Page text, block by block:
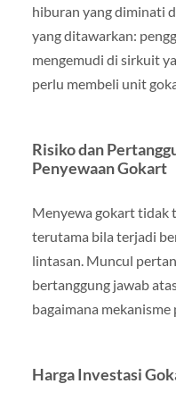
hiburan yang diminati
yang ditawarkan:
mengemudi di sirkuit
perlu membeli unit
Risiko dan
Penyewaan Gokart
Menyewa gokart tidak
terutama bila terjadi
lintasan. Muncul
bertanggung jawab
bagaimana
Harga Investasi